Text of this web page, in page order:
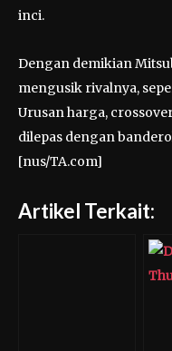
inci.
Dengan demikian
mengusik rivalnya,
Urusan harga,
dilepas dengan
[nus/TA.com]
Artikel Terkait: